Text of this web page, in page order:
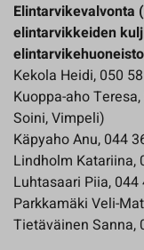
Elintarvikevalvonta
elintarvikkeiden
Kekola Heidi, 050
Kuoppa-aho
Soini, Vimpeli)
Käpyaho Anu, 044
Lindholm Katariina,
Luhtasaari Piia,
Parkkamäki Veli-
Tietäväinen Sanna,